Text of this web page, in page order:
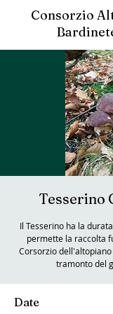
Consorzio
Tesserino
Il Tesserino ha la
permette la raccolta
Corsorzio
tramonto del
Date